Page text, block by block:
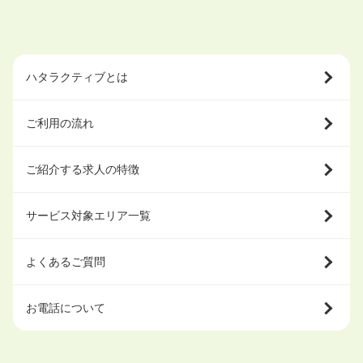
ハタラクティブとは
ご利用の流れ
ご紹介する求人の特徴
サービス対象エリア一覧
よくあるご質問
お電話について